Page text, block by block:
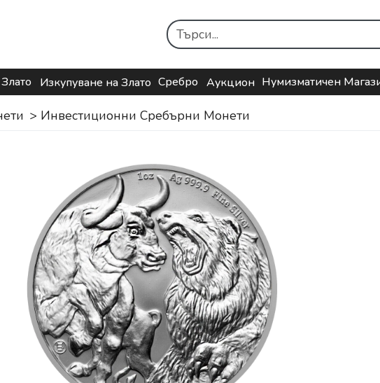
Злато Изкупуване на Злато Сребро Аукцион Нумизматичен
> Инвестиционни Сребърни Монети